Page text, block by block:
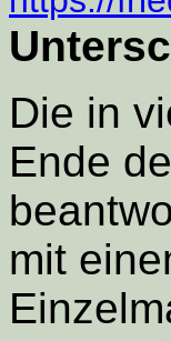
Die in
Ende
mit